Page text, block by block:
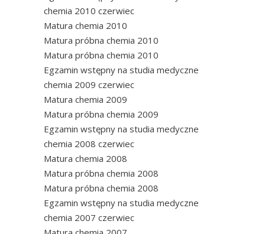
chemia 2010 czerwiec
Matura chemia 2010
Matura próbna chemia 2010
Matura próbna chemia 2010
Egzamin wstępny na studia medyczne
chemia 2009 czerwiec
Matura chemia 2009
Matura próbna chemia 2009
Egzamin wstępny na studia medyczne
chemia 2008 czerwiec
Matura chemia 2008
Matura próbna chemia 2008
Matura próbna chemia 2008
Egzamin wstępny na studia medyczne
chemia 2007 czerwiec